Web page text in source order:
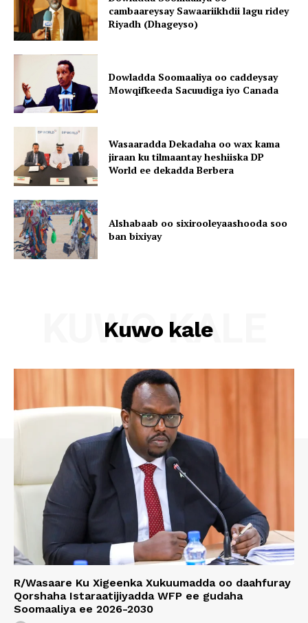
cambaareysay Sawaariikhdii lagu ridey
Riyadh (Dhageyso)
Dowladda Soomaaliya oo caddeysay
Mowqifkeeda Sacuudiga iyo Canada
Wasaaradda Dekadaha oo wax kama
jiraan ku tilmaantay heshiiska DP
World ee dekadda Berbera
Alshabaab oo sixirooleyaashooda soo
ban bixiyay
Kuwo kale
KUWO KALE
R/Wasaare Ku Xigeenka Xukuumadda oo daahfuray
Qorshaha Istaraatijiyadda WFP ee gudaha
Soomaaliya ee 2026-2030